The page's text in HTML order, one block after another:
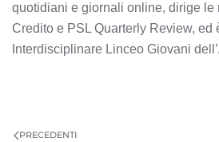
quotidiani e giornali online, dirige le
Credito e PSL Quarterly Review, ed
Interdisciplinare Linceo Giovani
PRECEDENTI